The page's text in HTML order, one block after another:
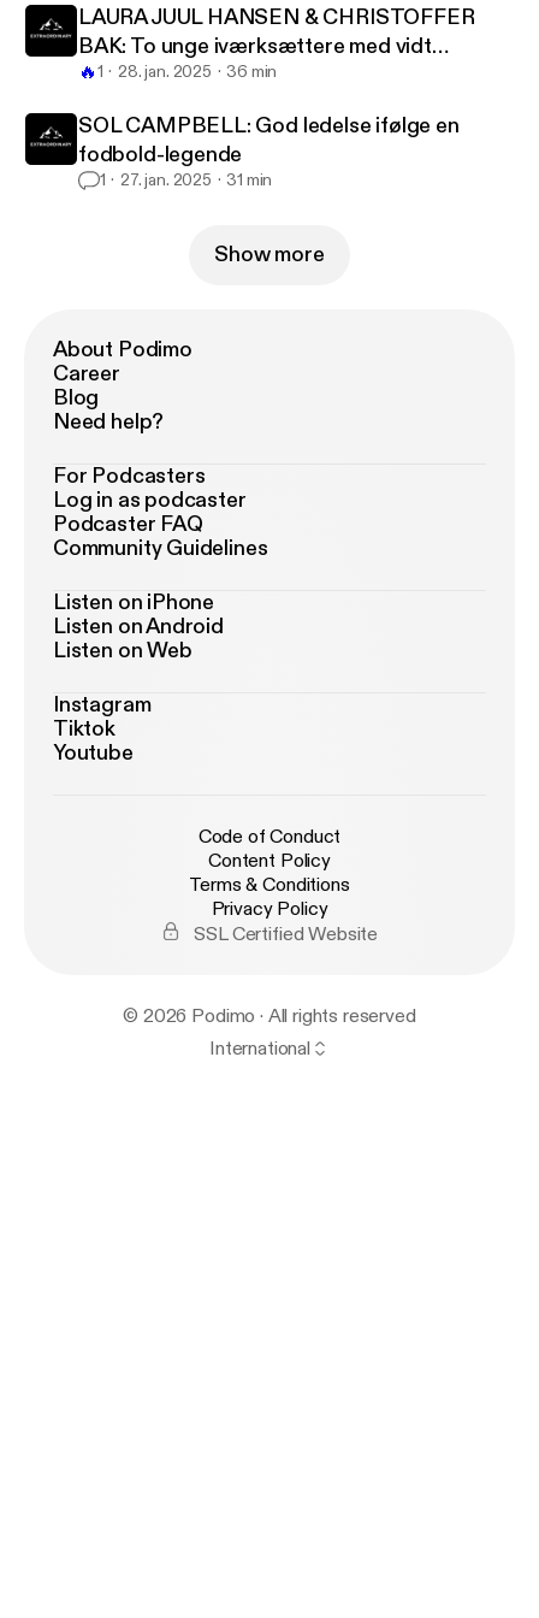
LAURA JUUL HANSEN & CHRISTOFFER
BAK: To unge iværksættere med vidt
forskellige sandheder
🔥1 28. jan. 2025 36 min
SOL CAMPBELL: God ledelse ifølge en
fodbold-legende
1 27. jan. 2025 31 min
Show more
About Podimo
Career
Blog
Need help?
For Podcasters
Log in as podcaster
Podcaster FAQ
Community Guidelines
Listen on iPhone
Listen on Android
Listen on Web
Instagram
Tiktok
Youtube
Code of Conduct
Content Policy
Terms & Conditions
Privacy Policy
SSL Certified Website
© 2026 Podimo · All rights reserved
International